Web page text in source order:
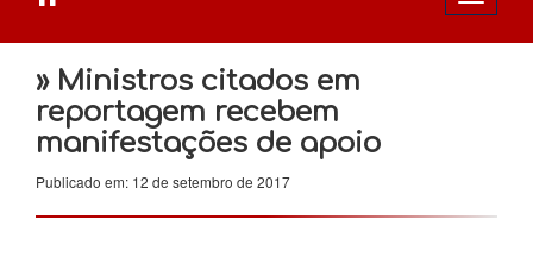
» Ministros citados em
reportagem recebem
manifestações de apoio
Publicado em: 12 de setembro de 2017